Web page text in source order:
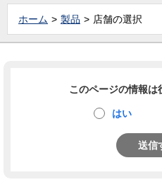
ホーム 製品 店舗の選択
このページの情報は
はい
送信